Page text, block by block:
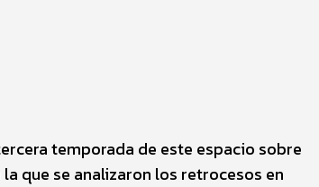
temporada de este espacio sobre
que se analizaron los retrocesos en